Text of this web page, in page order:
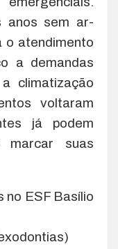
anos sem ar-
o atendimento
a demandas
climatização
voltaram
já podem
marcar suas
no ESF Basílio